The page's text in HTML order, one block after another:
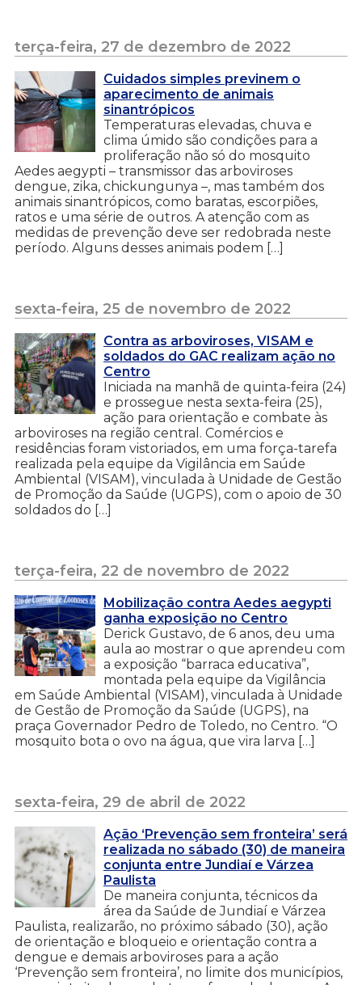
terça-feira, 27 de dezembro de 2022
Cuidados simples previnem o
aparecimento de animais
sinantrópicos
Temperaturas elevadas, chuva e
clima úmido são condições para a
proliferação não só do mosquito
Aedes aegypti – transmissor das arboviroses
dengue, zika, chickungunya –, mas também dos
animais sinantrópicos, como baratas, escorpiões,
ratos e uma série de outros. A atenção com as
medidas de prevenção deve ser redobrada neste
período. Alguns desses animais podem […]
sexta-feira, 25 de novembro de 2022
Contra as arboviroses, VISAM e
soldados do GAC realizam ação no
Centro
Iniciada na manhã de quinta-feira (24)
e prossegue nesta sexta-feira (25),
ação para orientação e combate às
arboviroses na região central. Comércios e
residências foram vistoriados, em uma força-tarefa
realizada pela equipe da Vigilância em Saúde
Ambiental (VISAM), vinculada à Unidade de Gestão
de Promoção da Saúde (UGPS), com o apoio de 30
soldados do […]
terça-feira, 22 de novembro de 2022
Mobilização contra Aedes aegypti
ganha exposição no Centro
Derick Gustavo, de 6 anos, deu uma
aula ao mostrar o que aprendeu com
a exposição “barraca educativa”,
montada pela equipe da Vigilância
em Saúde Ambiental (VISAM), vinculada à Unidade
de Gestão de Promoção da Saúde (UGPS), na
praça Governador Pedro de Toledo, no Centro. “O
mosquito bota o ovo na água, que vira larva […]
sexta-feira, 29 de abril de 2022
Ação ‘Prevenção sem fronteira’ será
realizada no sábado (30) de maneira
conjunta entre Jundiaí e Várzea
Paulista
De maneira conjunta, técnicos da
área da Saúde de Jundiaí e Várzea
Paulista, realizarão, no próximo sábado (30), ação
de orientação e bloqueio e orientação contra a
dengue e demais arboviroses para a ação
‘Prevenção sem fronteira’, no limite dos municípios,